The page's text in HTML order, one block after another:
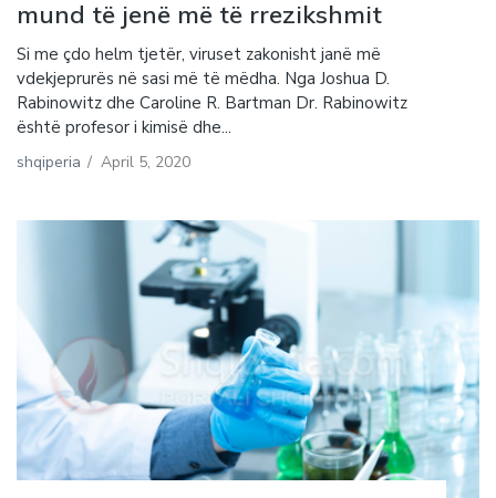
mund të jenë më të rrezikshmit
Si me çdo helm tjetër, viruset zakonisht janë më
vdekjeprurës në sasi më të mëdha. Nga Joshua D.
Rabinowitz dhe Caroline R. Bartman Dr. Rabinowitz
është profesor i kimisë dhe...
shqiperia / April 5, 2020